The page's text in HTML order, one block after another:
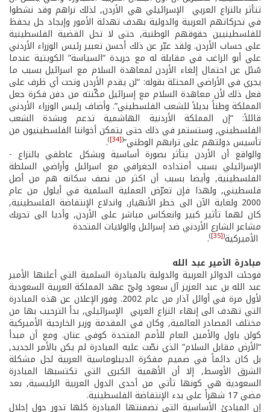
تتأثر بالنزاع العربي ­ الإسرائيلي هي الأردن, لذلك نراهم وقد نشطوا
في تحركاتهم العربية والدولية بهدف تهدئة الأمور وإيجاد حل يحفظ
للفلسطينيين حقوقهم الوطنية, حتى لا تحل القضية الفلسطينية
على حساب الأردن. ولقد عبّر عن ذلك أحسن تعبير رئيس الوزراء الأردني
علي أبو الراغب في مقابلة له مع جريدة “السياسة” الكويتية عندما
سُئل عن احتمال إلغاء الأردن لمعاهدة السلام مع اسرائيل بسبب ما
يجري في الأراضي المحتلة بقوله: “لن يقدم الأردن وتحت أي ظرف على
فعل ذلك لأن معاهدة السلام مع إسرائيل مكّنته من دفن فكرة جعل
المملكة وطناً بديلاً للشعب الفلسطيني”. وأضاف رئيس الوزراء الأردني
قائلاً: “إن المملكة الأردنية الهاشمية تدعم وبشدة الشعب
الفلسطيني, وستستمر في ذلك حتى يتمكن أخواننا الفلسطينيون من
تأسيس دولتهم على ترابهم الوطني”(
[34]
)
.
والواقع أن الأردن يتأثر بصورة أساسية وبشكل عاطفي بالنزاع ­
الإسرائيلي بسبب أمتداده الجغرافي مع اسرائىل وأراضي السلطة
الفلسطينية, وأيضا بسبب أن اكثر من نصف سكانه هم من أصل
فلسطيني, ولهذا فإن تعرّض العملية السلمية في أيلول من عام
2000 ولغاية الآن الى خطر الأنهيار, واندلاع الإنتفاضة الفلسطينية,
كان لهما تأثير كبير وانعكاس مباشر على الأردن, وأديا الى تحريك
مشاعر الشارع الأردني ضد إسرائىل والولايات المتحدة
الأميركية(
[35]
)
.
مبادرة الأمير عبد الله
فوجئت الدوائر العربية والدولية بالمبادرة السلمية التي أعلنها الأمير
عبد الله بن عبد العزيز آل سعود وليّ عهد المملكة العربية السعودية
لأول مرة في أوائل آذار من عام 2002. وفور الإعلان عن هذه المبادرة
التي تهدف الى إنهاء النزاع العربي ­ الإسرائيلي, بدأ الترحيب بها من
مختلف المصادر العالمية, وكان في المقدمة وزير الخارجية الأميركية
كولن باول والأمين العام للأمم المتحدة كوفي عنان. ومع أن مبدأ
“الأرض مقابل السلام” الذي نصّت عليه المبادرة لم يكن بالأمر الجديد,
بل كان دائماً في صميم مفكرة الديبلوماسية العربية لحل مشكلة
الشرق الأوسط, إلا أن الأهمية الكبرى التي تكتسبها المبادرة
السعودية هي كونها تأتي من أحدى الدول العربية الرئيسية, بعد
مضي 17 شهراً على بدء الإنتفاضة الفلسطينية.
إن المبادئ الأساسية التي تضمنتها المبادرة كلها تدور حول إحلال